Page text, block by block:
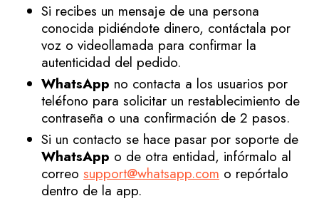
Si recibes un mensaje de una persona
conocida pidiéndote dinero, contáctala por
voz o videollamada para confirmar la
autenticidad del pedido.
WhatsApp no contacta a los usuarios por
teléfono para solicitar un restablecimiento de
contraseña o una confirmación de 2 pasos.
Si un contacto se hace pasar por soporte de
WhatsApp o de otra entidad, infórmalo al
correo support@whatsapp.com o repórtalo
dentro de la app.